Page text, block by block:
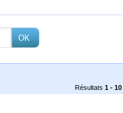
Résultats 1 - 10